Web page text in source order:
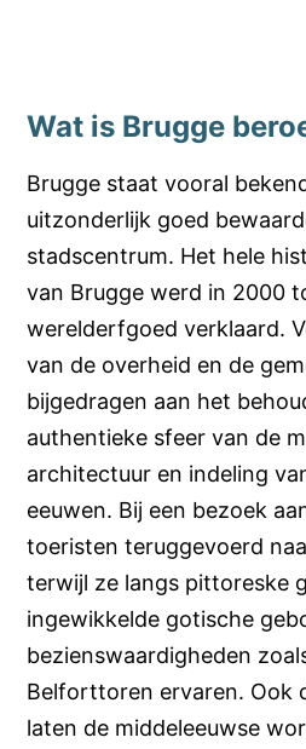
Wat is Brugge
Brugge staat vooral
uitzonderlijk goed
stadscentrum. Het hele
van Brugge werd in 2000
werelderfgoed verklaard.
van de overheid en de
bijgedragen aan het
authentieke sfeer van de
architectuur en indeling
eeuwen. Bij een bezoek
toeristen teruggevoerd
terwijl ze langs pittoreske
ingewikkelde gotische
bezienswaardigheden
Belforttoren ervaren. Ook
laten de middeleeuwse